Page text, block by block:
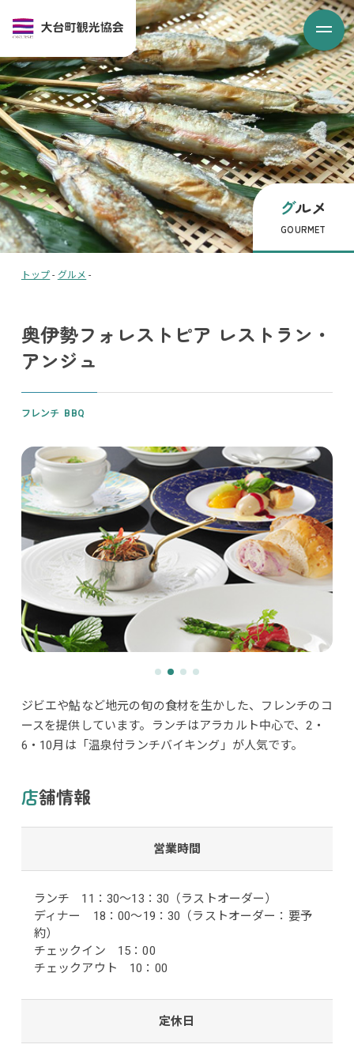
グルメ
GOURMET
トップ - グルメ -
奥伊勢フォレストピア レストラン・
アンジュ
フレンチ BBQ
ジビエや鮎など地元の旬の食材を生かした、フレンチのコ
ースを提供しています。ランチはアラカルト中心で、2・
6・10月は「温泉付ランチバイキング」が人気です。
店舗情報
営業時間
ランチ 11：30～13：30（ラストオーダー）
ディナー 18：00～19：30（ラストオーダー：要予
約）
チェックイン 15：00
チェックアウト 10：00
定休日